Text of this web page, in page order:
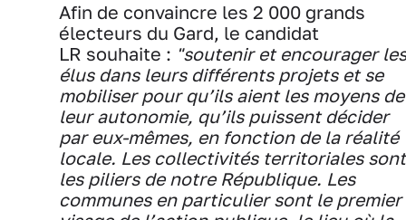
Afin de convaincre les 2 000 grands
électeurs du Gard, le candidat
LR souhaite : "soutenir et encourager les
élus dans leurs différents projets et se
mobiliser pour qu’ils aient les moyens de
leur autonomie, qu’ils puissent décider
par eux-mêmes, en fonction de la réalité
locale. Les collectivités territoriales sont
les piliers de notre République. Les
communes en particulier sont le premier